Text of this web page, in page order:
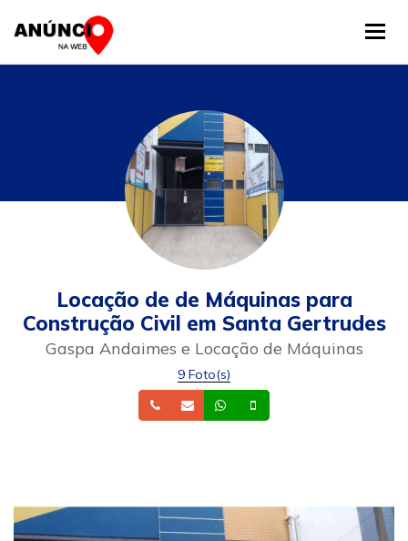
Locação de de Máquinas para
Construção Civil em Santa Gertrudes
Gaspa Andaimes e Locação de Máquinas
9 Foto(s)
TelefoneEmail Whatsapp